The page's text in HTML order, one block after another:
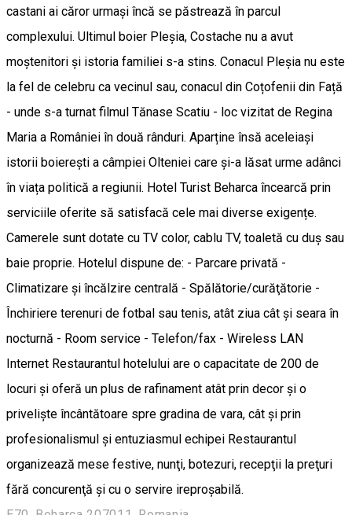
castani ai căror urmași încă se păstrează în parcul
complexului. Ultimul boier Pleșia, Costache nu a avut
moștenitori și istoria familiei s-a stins. Conacul Pleșia nu este
la fel de celebru ca vecinul sau, conacul din Coțofenii din Față
- unde s-a turnat filmul Tănase Scatiu - loc vizitat de Regina
Maria a României în două rânduri. Aparține însă aceleiași
istorii boierești a câmpiei Olteniei care și-a lăsat urme adânci
în viața politică a regiunii. Hotel Turist Beharca încearcă prin
serviciile oferite să satisfacă cele mai diverse exigențe.
Camerele sunt dotate cu TV color, cablu TV, toaletă cu duş sau
baie proprie. Hotelul dispune de: - Parcare privată -
Climatizare şi încălzire centrală - Spălătorie/curăţătorie -
Închiriere terenuri de fotbal sau tenis, atât ziua cât şi seara în
nocturnă - Room service - Telefon/fax - Wireless LAN
Internet Restaurantul hotelului are o capacitate de 200 de
locuri și oferă un plus de rafinament atât prin decor și o
priveliște încântătoare spre gradina de vara, cât și prin
profesionalismul și entuziasmul echipei Restaurantul
organizează mese festive, nunţi, botezuri, recepţii la preţuri
fără concurenţă şi cu o servire ireproşabilă.